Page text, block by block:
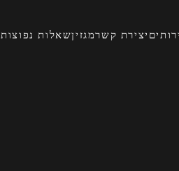
יצירת קשרמגזיןשאלות נפוצות